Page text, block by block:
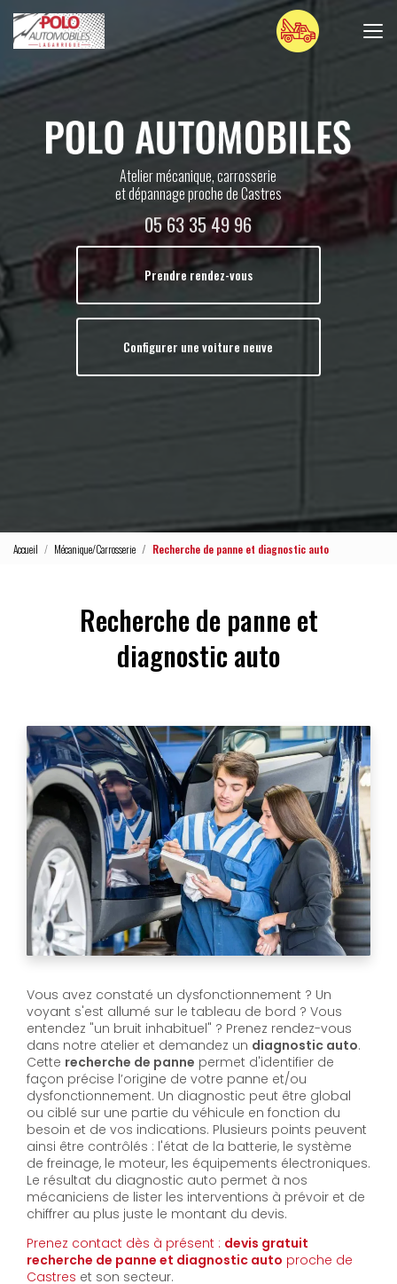
au
contenu
Atelier mécanique, carrosserie
et dépannage proche de Castres
05 63 35 49 96
Prendre rendez-vous
Configurer une voiture neuve
Accueil Mécanique/Carrosserie Recherche de panne et diagnostic auto
Recherche de panne et
diagnostic auto
Vous avez constaté un dysfonctionnement ? Un
voyant s'est allumé sur le tableau de bord ? Vous
entendez "un bruit inhabituel" ? Prenez rendez-vous
dans notre atelier et demandez un diagnostic auto.
Cette recherche de panne permet d'identifier de
façon précise l’origine de votre panne et/ou
dysfonctionnement. Un diagnostic peut être global
ou ciblé sur une partie du véhicule en fonction du
besoin et de vos indications. Plusieurs points peuvent
ainsi être contrôlés : l'état de la batterie, le système
de freinage, le moteur, les équipements électroniques.
Le résultat du diagnostic auto permet à nos
mécaniciens de lister les interventions à prévoir et de
chiffrer au plus juste le montant du devis.
Prenez contact dès à présent : devis gratuit
recherche de panne et diagnostic auto proche de
Castres et son secteur.